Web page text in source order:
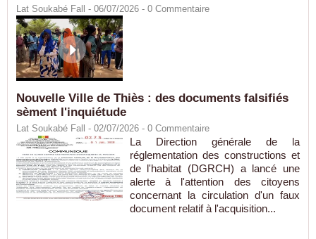
Lat Soukabé Fall - 06/07/2026 - 0 Commentaire
Nouvelle Ville de Thiès : des documents falsifiés
sèment l'inquiétude
Lat Soukabé Fall - 02/07/2026 - 0 Commentaire
La Direction générale de la
réglementation des constructions et
de l'habitat (DGRCH) a lancé une
alerte à l'attention des citoyens
concernant la circulation d'un faux
document relatif à l'acquisition...